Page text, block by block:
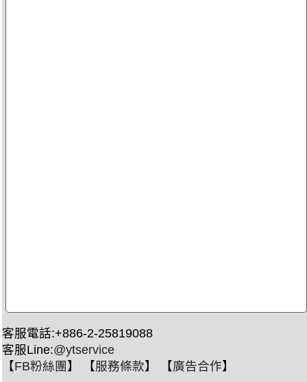
客服電話:+886-2-25819088
客服Line:@ytservice
【FB粉絲團 】 【服務條款】 【廣告合作】